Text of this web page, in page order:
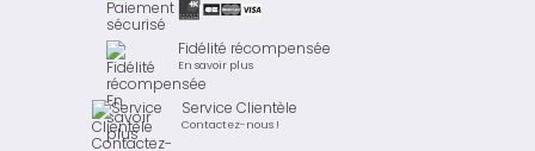
Fidélité récompensée
En savoir plus
Service Clientèle
Contactez-nous !